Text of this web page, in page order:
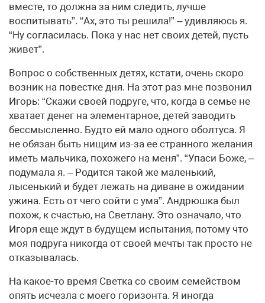
вместе, то должна за ним следить, лучше
воспитывать”. “Ах, это ты решила!” – удивляюсь я.
“Ну согласилась. Пока у нас нет своих детей, пусть
живет”.
Вопрос о собственных детях, кстати, очень скоро
возник на повестке дня. На этот раз мне позвонил
Игорь: “Скажи своей подруге, что, когда в семье не
хватает денег на элементарное, детей заводить
бессмысленно. Будто ей мало одного оболтуса. Я
не обязан быть нищим из-за ее странного желания
иметь мальчика, похожего на меня”. “Упаси Боже, –
подумала я. – Родится такой же маленький,
лысенький и будет лежать на диване в ожидании
ужина. Есть от чего сойти с ума”. Андрюшка был
похож, к счастью, на Светлану. Это означало, что
Игоря еще ждут в будущем испытания, потому что
моя подруга никогда от своей мечты так просто не
отказывалась.
На какое-то время Светка со своим семейством
опять исчезла с моего горизонта. Я иногда